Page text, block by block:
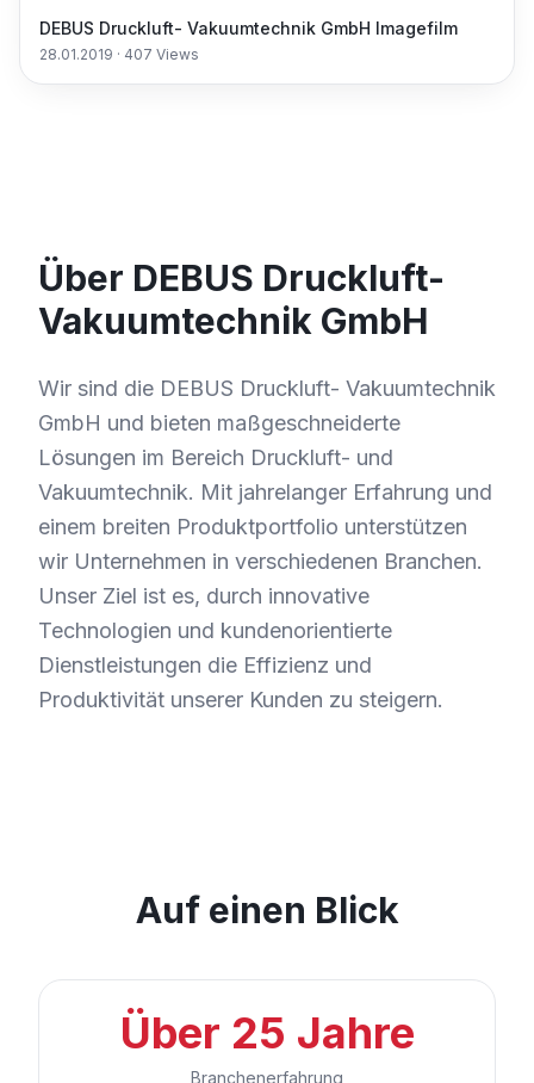
DEBUS Druckluft- Vakuumtechnik GmbH Imagefilm
28.01.2019 · 407 Views
Über DEBUS Druckluft-
Vakuumtechnik GmbH
Wir sind die DEBUS Druckluft- Vakuumtechnik
GmbH und bieten maßgeschneiderte
Lösungen im Bereich Druckluft- und
Vakuumtechnik. Mit jahrelanger Erfahrung und
einem breiten Produktportfolio unterstützen
wir Unternehmen in verschiedenen Branchen.
Unser Ziel ist es, durch innovative
Technologien und kundenorientierte
Dienstleistungen die Effizienz und
Produktivität unserer Kunden zu steigern.
Auf einen Blick
Über 25 Jahre
Branchenerfahrung